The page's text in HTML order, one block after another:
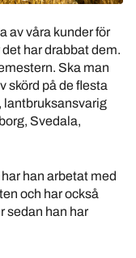
av våra kunder för
har drabbat dem.
Ska man
skörd på de flesta
lantbruksansvarig
Svedala,
han arbetat med
och har också
sedan han har